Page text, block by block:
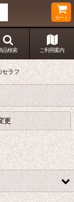
カート
品検索 ご利用案内
セラフ
更 閉じる